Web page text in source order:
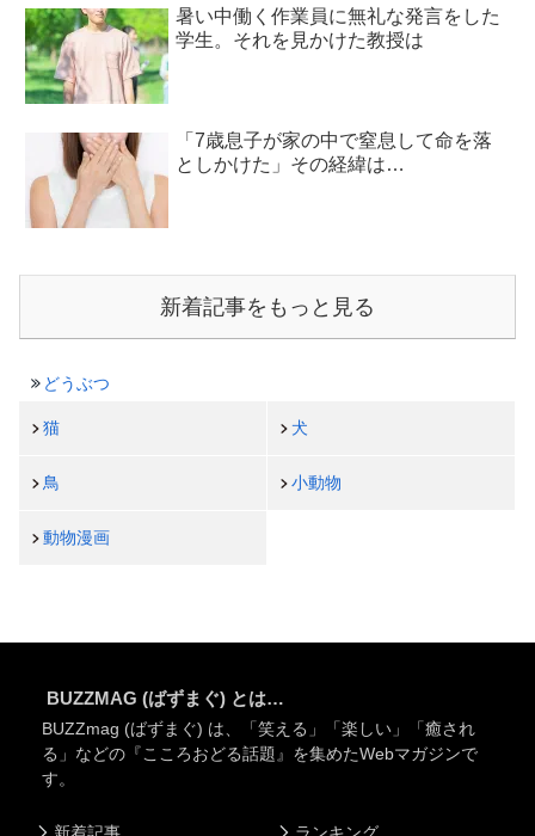
暑い中働く作業員に無礼な発言をした
学生。それを見かけた教授は
「7歳息子が家の中で窒息して命を落
としかけた」その経緯は…
新着記事をもっと見る
どうぶつ
猫 犬
鳥 小動物
動物漫画
BUZZMAG (ばずまぐ) とは…
BUZZmag (ばずまぐ) は、「笑える」「楽しい」「癒され
る」などの『こころおどる話題』を集めたWebマガジンで
す。